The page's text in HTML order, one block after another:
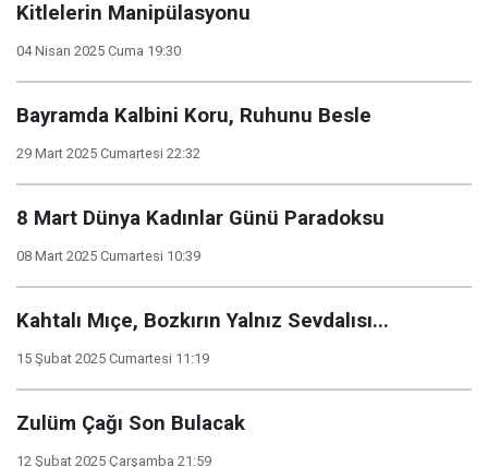
Kitlelerin Manipülasyonu
04 Nisan 2025 Cuma 19:30
Bayramda Kalbini Koru, Ruhunu Besle
29 Mart 2025 Cumartesi 22:32
8 Mart Dünya Kadınlar Günü Paradoksu
08 Mart 2025 Cumartesi 10:39
Kahtalı Mıçe, Bozkırın Yalnız Sevdalısı...
15 Şubat 2025 Cumartesi 11:19
Zulüm Çağı Son Bulacak
12 Şubat 2025 Çarşamba 21:59